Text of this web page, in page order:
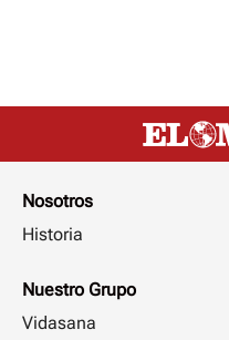
Nosotros
Historia
Nuestro Grupo
Vidasana